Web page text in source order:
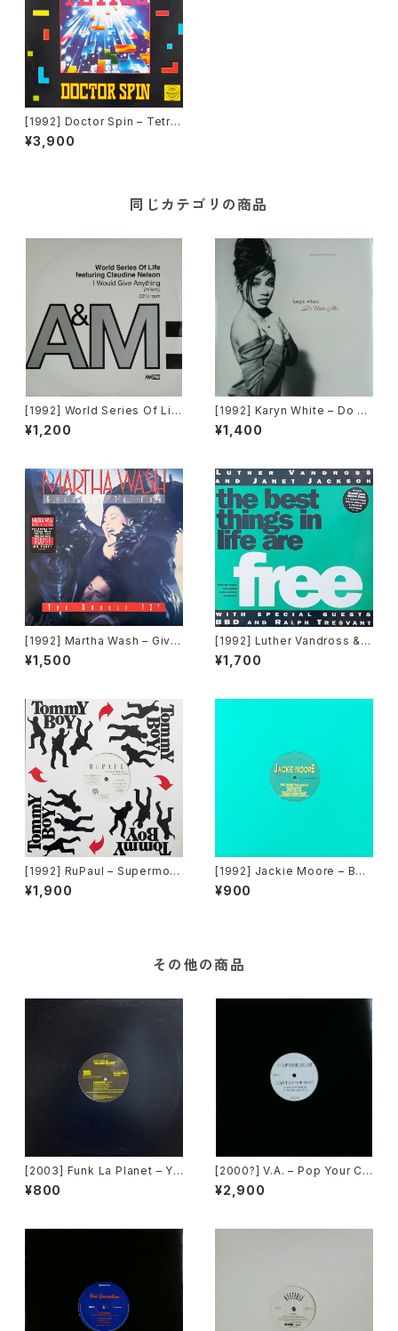
[1992] Doctor Spin – Tetris
[Polydor][在庫B]
¥3,900
同じカテゴリの商品
[1992] World Series Of Lif
e Featuring Claudine Nels
on – I Would Give Anything
¥1,200
[1992] Karyn White – Do Un
to Me / Walkin' The Dog
[Warner Bros. Records]
¥1,400
[1992] Martha Wash – Give
It To You [RCA][2枚組]
¥1,500
[1992] Luther Vandross & J
anet Jackson With Special
Guests BBD & Ralph Tresv
¥1,700
[1992] RuPaul – Supermod
el (You Better Work) / Hou
se Of Love [Tommy Boy]
¥1,900
[1992] Jackie Moore – Bec
ause The Night [Discomag
ic Records]
¥900
その他の商品
[2003] Funk La Planet – Yo
u Gave Me Love (Funk La
Planet 008) [Funk La Plane
¥800
[2000?] V.A. – Pop Your Co
llar / Can't Go For That [No
t On Label][PROMO]
¥2,900